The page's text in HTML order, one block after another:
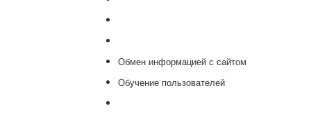
Обмен информацией с сайтом
Обучение пользователей